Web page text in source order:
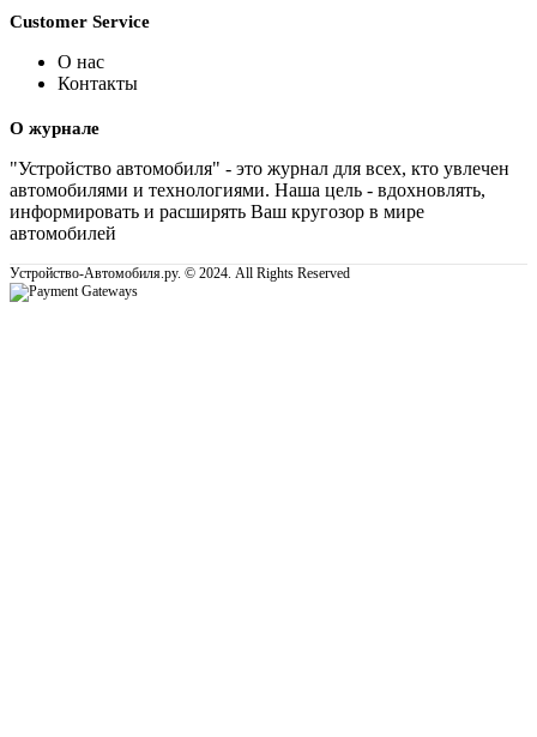
Customer Service
О нас
Контакты
О журнале
"Устройство автомобиля" - это журнал для всех, кто увлечен
автомобилями и технологиями. Наша цель - вдохновлять,
информировать и расширять Ваш кругозор в мире
автомобилей
Устройство-Автомобиля.ру. © 2024. All Rights Reserved